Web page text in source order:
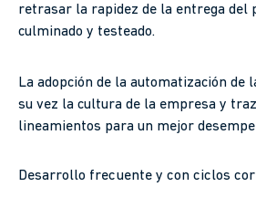
retrasar la rapidez de la entrega del
culminado y testeado.
La adopción de la automatización de
su vez la cultura de la empresa y
lineamientos para un mejor
Desarrollo frecuente y con ciclos